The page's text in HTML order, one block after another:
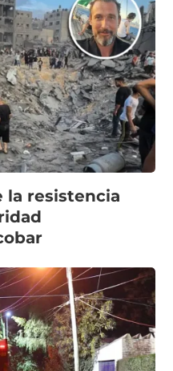
la resistencia